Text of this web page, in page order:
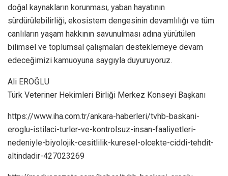
doğal kaynakların korunması, yaban hayatının
sürdürülebilirliği, ekosistem dengesinin devamlılığı ve tüm
canlıların yaşam hakkının savunulması adına yürütülen
bilimsel ve toplumsal çalışmaları desteklemeye devam
edeceğimizi kamuoyuna saygıyla duyuruyoruz.
Ali EROĞLU
Türk Veteriner Hekimleri Birliği Merkez Konseyi Başkanı
https://www.iha.com.tr/ankara-haberleri/tvhb-baskani-
eroglu-istilaci-turler-ve-kontrolsuz-insan-faaliyetleri-
nedeniyle-biyolojik-cesitlilik-kuresel-olcekte-ciddi-tehdit-
altindadir-427023269